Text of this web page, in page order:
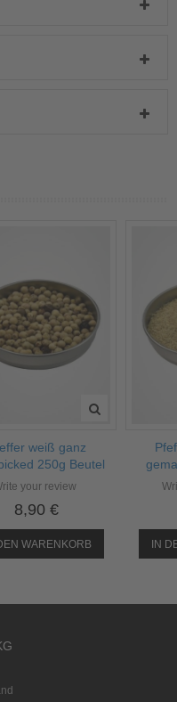
weiß ganz
250g Beutel
your review
8,90 €
WARENKORB IN